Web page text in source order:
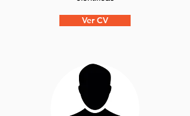
Ver CV